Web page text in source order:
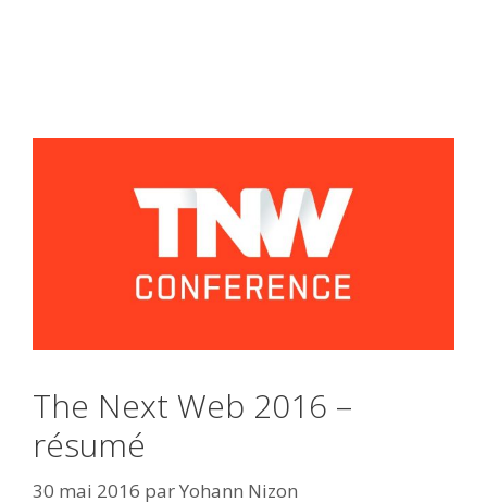
The Next Web 2016 –
résumé
30 mai 2016 parYohann Nizon